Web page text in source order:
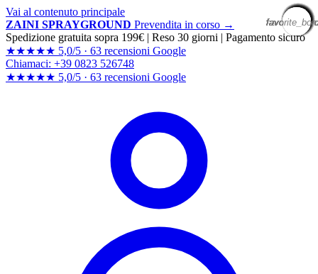
Vai al contenuto principale
ZAINI SPRAYGROUND Prevendita in corso →
Spedizione gratuita sopra 199€ | Reso 30 giorni | Pagamento sicuro
★★★★★ 5,0/5 · 63 recensioni Google
Chiamaci: +39 0823 526748
★★★★★ 5,0/5 · 63 recensioni Google